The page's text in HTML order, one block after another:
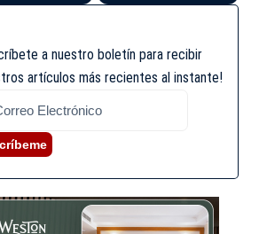
a nuestro boletín para recibir
artículos más recientes al instante!